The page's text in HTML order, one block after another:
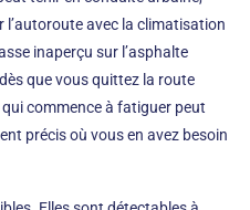
l’autoroute avec la climatisation
inaperçu sur l’asphalte
que vous quittez la route
commence à fatiguer peut
précis où vous en avez besoin